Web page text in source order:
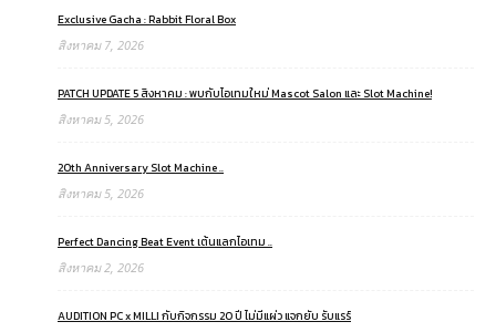
Exclusive Gacha : Rabbit Floral Box
สิงหาคม 7, 2026
PATCH UPDATE 5 สิงหาคม : พบกับไอเทมใหม่ Mascot Salon และ Slot Machine!
สิงหาคม 5, 2026
20th Anniversary Slot Machine ..
สิงหาคม 5, 2026
Perfect Dancing Beat Event เต้นแลกไอเทม ..
สิงหาคม 2, 2026
AUDITION PC x MILLI กับกิจกรรม 20 ปี ไม่มีแผ่ว แจกยับ รับแรร์